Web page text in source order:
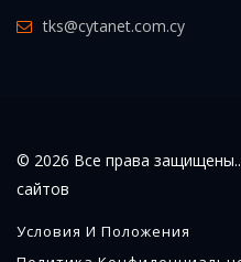
tks@cytanet.com.cy
© 2026 Все права защищены..
сайтов
Условия И Положения